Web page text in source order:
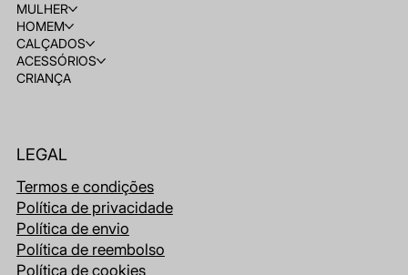
MULHER
HOMEM
CALÇADOS
ACESSÓRIOS
CRIANÇA
LEGAL
Termos e condições
Política de privacidade
Política de envio
Política de reembolso
Política de cookies